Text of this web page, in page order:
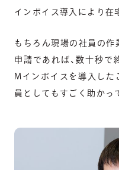
インボイス導入により在
もちろん現場の社員の作
申請であれば、数十秒で
Mインボイスを導入した
員としてもすごく助かっ